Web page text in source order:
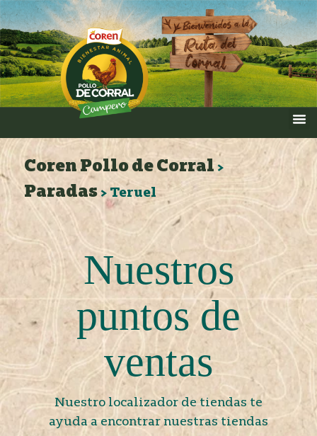
Coren Pollo de Corral>
Paradas> Teruel
Nuestros
puntos de
ventas
Nuestro localizador de tiendas te
ayuda a encontrar nuestras tiendas